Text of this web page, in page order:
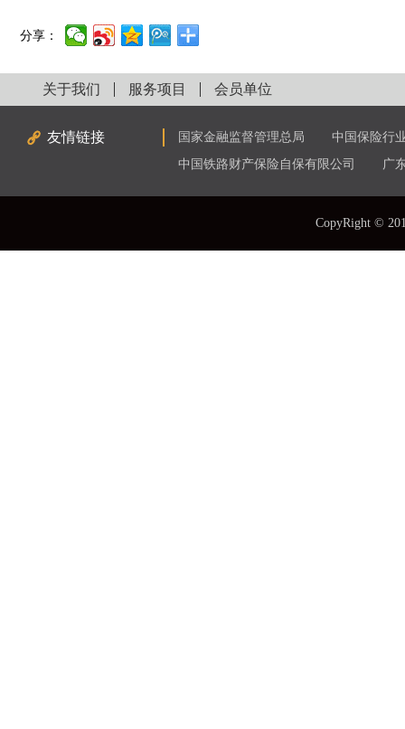
分享：
关于我们 服务项目 会员单位
友情链接 国家金融监督管理总局
中国保险行
中国铁路财产保险自保有限公司
广
CopyRight ©